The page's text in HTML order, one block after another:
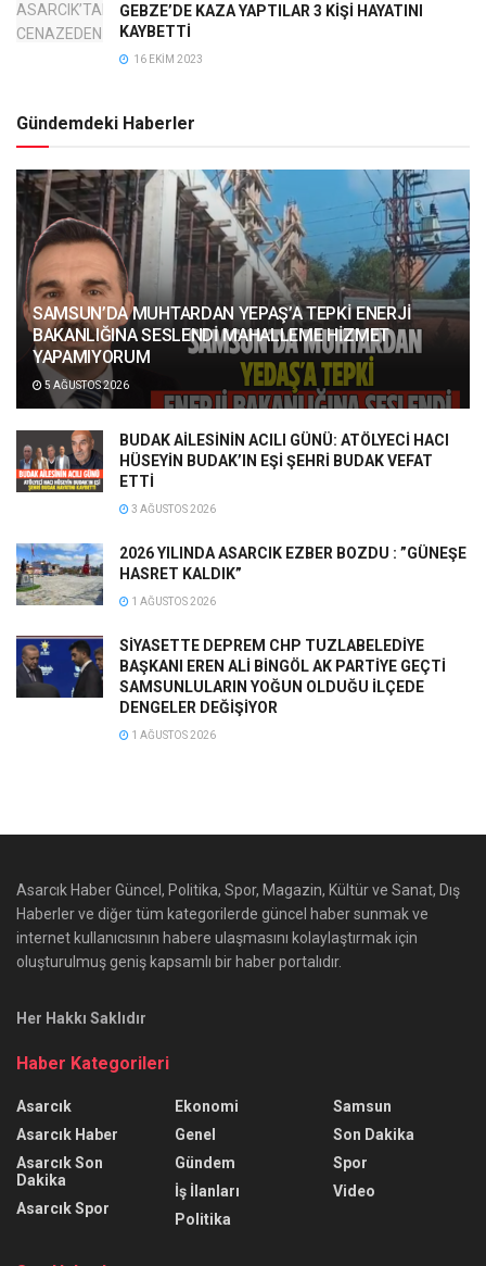
GEBZE’DE KAZA YAPTILAR 3 KİŞİ HAYATINI
KAYBETTİ
16 EKIM 2023
Gündemdeki Haberler
SAMSUN’DA MUHTARDAN YEPAŞ’A TEPKİ ENERJİ
BAKANLIĞINA SESLENDİ MAHALLEME HİZMET
YAPAMIYORUM
5 AĞUSTOS 2026
BUDAK AİLESİNİN ACILI GÜNÜ: ATÖLYECİ HACI
HÜSEYİN BUDAK’IN EŞİ ŞEHRİ BUDAK VEFAT
ETTİ
3 AĞUSTOS 2026
2026 YILINDA ASARCIK EZBER BOZDU : ”GÜNEŞE
HASRET KALDIK”
1 AĞUSTOS 2026
SİYASETTE DEPREM CHP TUZLABELEDİYE
BAŞKANI EREN ALİ BİNGÖL AK PARTİYE GEÇTİ
SAMSUNLULARIN YOĞUN OLDUĞU İLÇEDE
DENGELER DEĞİŞİYOR
1 AĞUSTOS 2026
Asarcık Haber Güncel, Politika, Spor, Magazin, Kültür ve Sanat, Dış
Haberler ve diğer tüm kategorilerde güncel haber sunmak ve
internet kullanıcısının habere ulaşmasını kolaylaştırmak için
oluşturulmuş geniş kapsamlı bir haber portalıdır.
Her Hakkı Saklıdır
Haber Kategorileri
Asarcık
Asarcık Haber
Asarcık Son
Dakika
Asarcık Spor
Ekonomi
Genel
Gündem
İş İlanları
Politika
Samsun
Son Dakika
Spor
Video